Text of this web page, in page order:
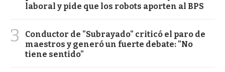
laboral y pide que los robots aporten al BPS
3
Conductor de "Subrayado" criticó el paro de
maestros y generó un fuerte debate: "No
tiene sentido"